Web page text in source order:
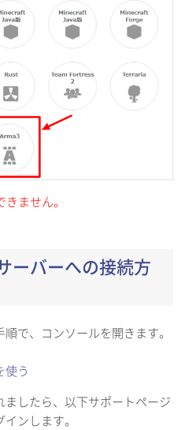
ません。
ーバーへの接続方
で、コンソールを開きます。
使う
ましたら、以下サポートページ
ンします。